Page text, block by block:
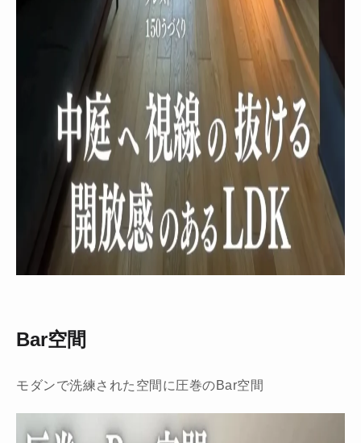
Bar空間
モダンで洗練された空間に圧巻のBar空間